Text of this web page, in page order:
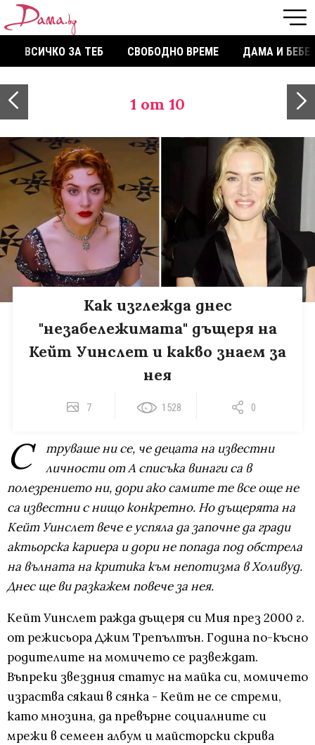
ВСИЧКО ЗА ТЕБ СВОБОДНО ВРЕМЕ ДАМА И БЕБЕ
1 от 10
Как изглежда днес
"незабележимата" дъщеря на
Кейт Уинслет и какво знаем за
нея
7 1528 0
С
труваше ни се, че децата на известни
личности от А списъка винаги са в
полезрението ни, дори ако самите те все още не
са известни с нищо конкретно. Но дъщерята на
Кейт Уинслет вече е успяла да започне да гради
актьорска кариера и дори не попада под обстрела
на вълната на критика към непотизма в Холивуд.
Днес ще ви разкажем повече за нея.
Кейт Уинслет ражда дъщеря си Мия през 2000 г.
от режисьора Джим Трепълтън. Година по-късно
родителите на момичето се развеждат.
Въпреки звездния статус на майка си, момичето
израства сякаш в сянка - Кейт не се стреми,
като мнозина, да превърне социалните си
мрежи в семеен албум и майсторски скрива